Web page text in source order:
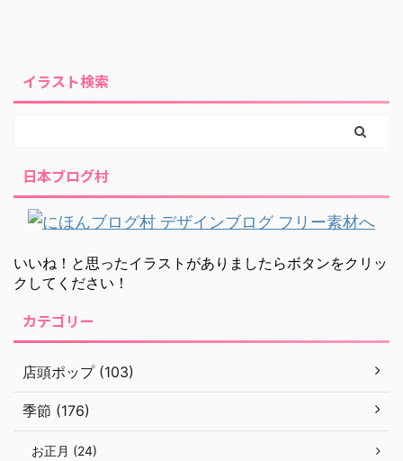
イラスト検索
日本ブログ村
いいね！と思ったイラストがありましたらボタンをクリッ
クしてください！
カテゴリー
店頭ポップ (103)
季節 (176)
お正月 (24)